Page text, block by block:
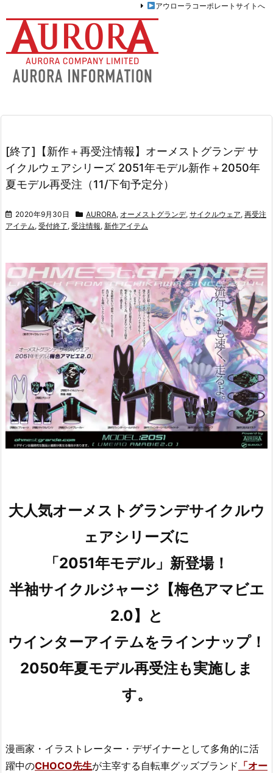
アウローラコーポレートサイトへ
[終了]【新作＋再受注情報】オーメストグランデ サ
イクルウェアシリーズ 2051年モデル新作＋2050年
夏モデル再受注（11/下旬予定分）
2020年9月30日 AURORA, オーメストグランデ, サイクルウェア, 再受注
アイテム, 受付終了 , 受注情報, 新作アイテム
大人気オーメストグランデサイクルウ
ェアシリーズに
「2051年モデル」新登場！
半袖サイクルジャージ【梅色アマビエ
2.0】と
ウインターアイテムをラインナップ！
2050年夏モデル再受注も実施しま
す。
漫画家・イラストレーター・デザイナーとして多角的に活
躍中のCHOCO先生が主宰する自転車グッズブランド 「オー